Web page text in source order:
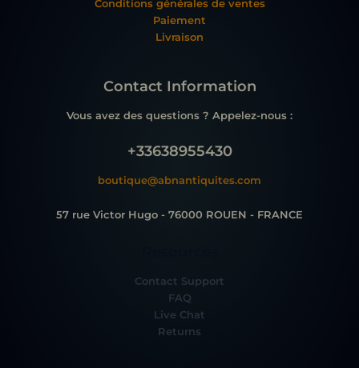
Conditions générales de ventes
Paiement
Livraison
Contact Information
Vous avez des questions ? Appelez-nous :
+33638955430
boutique@abnantiquites.com
57 rue Victor Hugo - 76000 ROUEN - FRANCE
Contact Support
FAQ
Live Chat
Returns